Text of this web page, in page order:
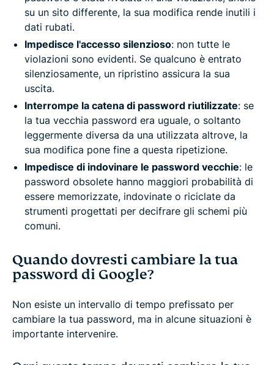
su un sito differente, la sua modifica rende inutili i
dati rubati.
Impedisce l'accesso silenzioso: non tutte le
violazioni sono evidenti. Se qualcuno è entrato
silenziosamente, un ripristino assicura la sua
uscita.
Interrompe la catena di password riutilizzate: se
la tua vecchia password era uguale, o soltanto
leggermente diversa da una utilizzata altrove, la
sua modifica pone fine a questa ripetizione.
Impedisce di indovinare le password vecchie: le
password obsolete hanno maggiori probabilità di
essere memorizzate, indovinate o riciclate da
strumenti progettati per decifrare gli schemi più
comuni.
Quando dovresti cambiare la tua
password di Google?
Non esiste un intervallo di tempo prefissato per
cambiare la tua password, ma in alcune situazioni è
importante intervenire.